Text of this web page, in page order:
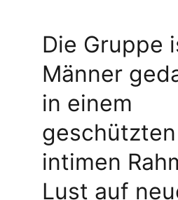
Die Gruppe
Männer
in einem
intimen
Lust auf